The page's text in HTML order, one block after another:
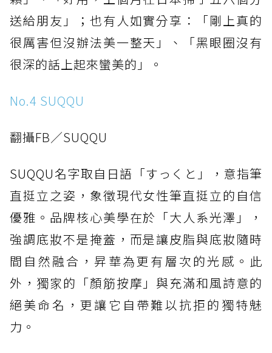
送給朋友」；也有人如實分享：「剛上真的
很厲害但沒辦法美一整天」、「黑眼圈沒有
很深的話上起來蠻美的」。
No.4 SUQQU
翻攝FB／SUQQU
SUQQU名字取自日語「すっくと」，意指筆
直挺立之姿，象徵現代女性筆直挺立的自信
優雅。品牌核心美學在於「大人系光澤」，
強調底妝不是掩蓋，而是讓皮脂與底妝隨時
間自然融合，昇華為更有層次的光感。此
外，獨家的「顏筋按摩」與充滿和風詩意的
絕美命名，更讓它自帶難以抗拒的獨特魅
力。